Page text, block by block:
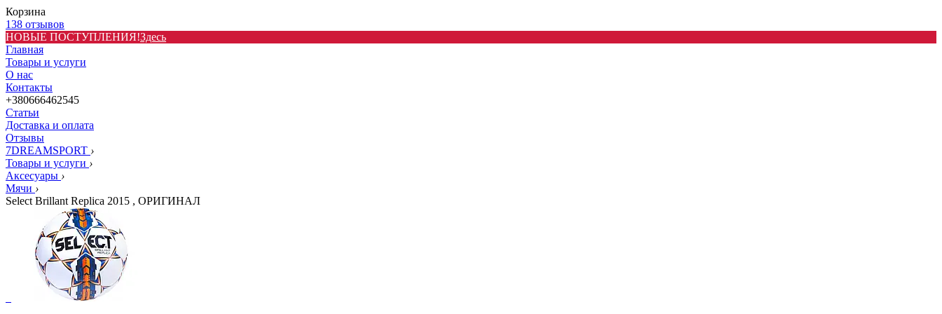
Корзина
138 отзывов
НОВЫЕ ПОСТУПЛЕНИЯ!Здесь
Главная
Товары и услуги
О нас
Контакты
+380666462545
Статьи
Доставка и оплата
Отзывы
7DREAMSPORT ›
Товары и услуги ›
Аксесуары ›
Мячи ›
Select Brillant Replica 2015 , ОРИГИНАЛ